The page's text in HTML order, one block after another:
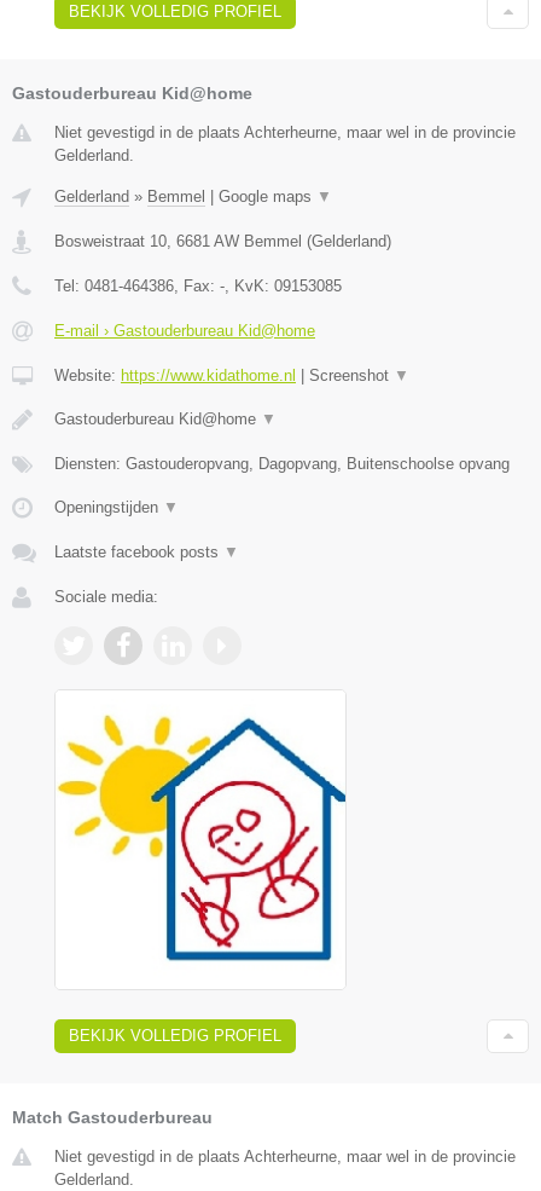
BEKIJK VOLLEDIG PROFIEL
Gastouderbureau Kid@home
Niet gevestigd in de plaats Achterheurne, maar wel in de provincie
Gelderland.
Gelderland » Bemmel | Google maps ▼
Bosweistraat 10 6681 AW Bemmel (Gelderland)
Tel: 0481-464386 , Fax: - , KvK: 09153085
E-mail › Gastouderbureau Kid@home
Website: https://www.kidathome.nl | Screenshot ▼
Gastouderbureau Kid@home ▼
Diensten: Gastouderopvang, Dagopvang, Buitenschoolse opvang
Openingstijden ▼
Laatste facebook posts ▼
Sociale media:
BEKIJK VOLLEDIG PROFIEL
Match Gastouderbureau
Niet gevestigd in de plaats Achterheurne, maar wel in de provincie
Gelderland.